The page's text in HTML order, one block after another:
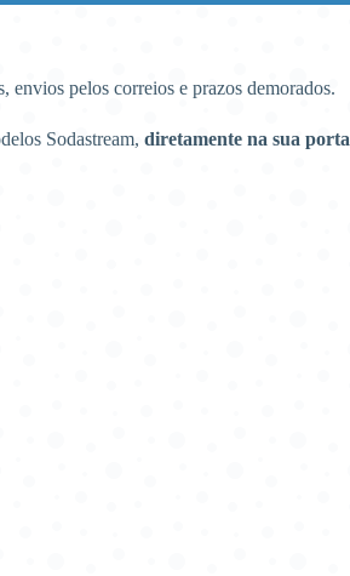
envios pelos correios e prazos demorados.
Sodastream, diretamente na sua porta